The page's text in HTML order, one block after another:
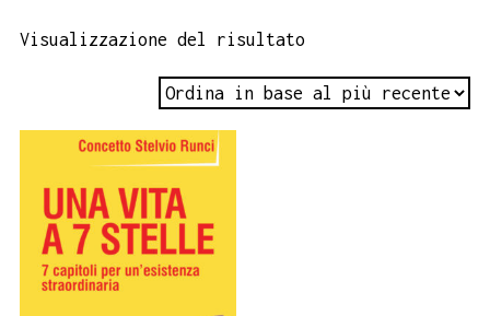
Visualizzazione del risultato